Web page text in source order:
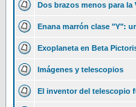
Dos brazos menos para la
Enana marrón clase "Y":
Exoplaneta en Beta
Imágenes y telescopios
El inventor del telescopio